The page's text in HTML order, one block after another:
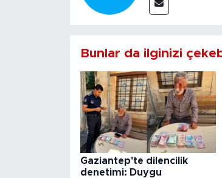
Bunlar da ilginizi
Gaziantep'te dilencilik
denetimi: Duygu